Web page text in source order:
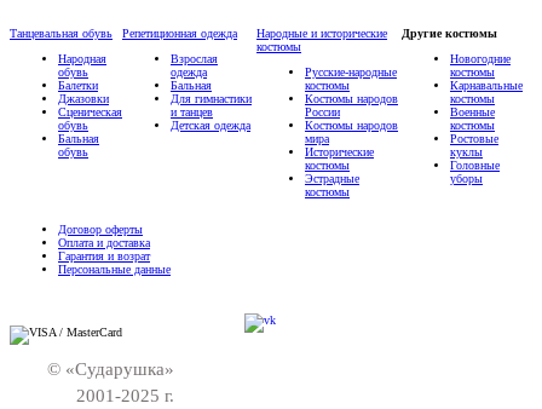
Танцевальная обувь
Народная
обувь
Балетки
Джазовки
Сценическая
обувь
Бальная
обувь
Репетиционная одежда
Взрослая
одежда
Бальная
Для гимнастики
и танцев
Детская одежда
Народные и исторические
костюмы
Русские-народные
костюмы
Костюмы народов
России
Костюмы народов
мира
Исторические
костюмы
Эстрадные
костюмы
Другие костюмы
Новогодние
костюмы
Карнавальные
костюмы
Военные
костюмы
Ростовые
куклы
Головные
уборы
Договор оферты
Оплата и доставка
Гарантия и возрат
Персональные данные
© «Сударушка»
2001-2025 г.